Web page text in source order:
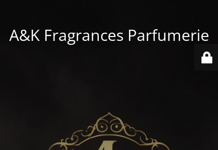
A&K Fragrances Parfumerie